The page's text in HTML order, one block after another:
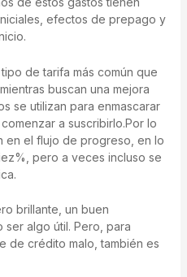
efectos de prepago y
de tarifa más común que
buscan una mejora
se utilizan para enmascarar
a suscribirlo.Por lo
en el flujo de progreso, en lo
pero a veces incluso se
brillante, un buen
algo útil. Pero, para
de crédito malo, también es